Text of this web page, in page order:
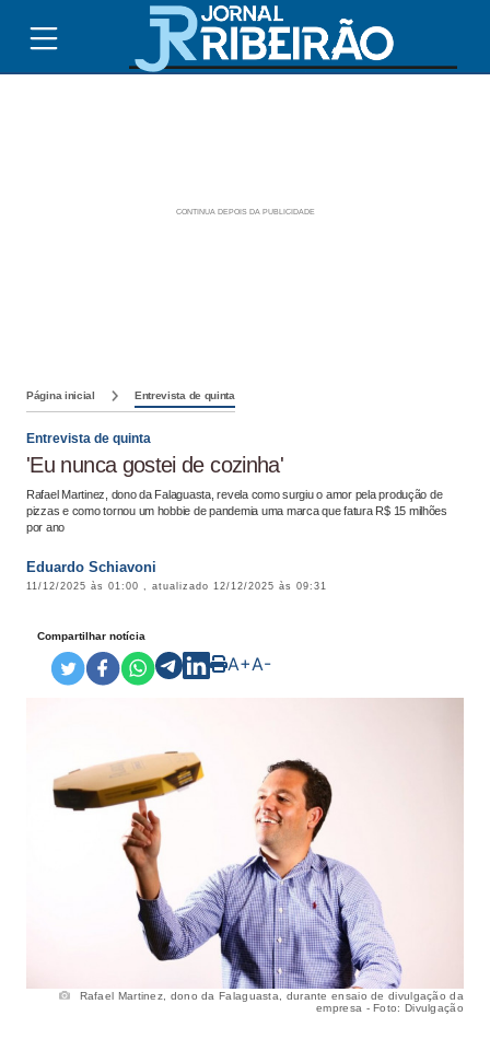
Página inicial Entrevista de quinta
Entrevista de quinta
'Eu nunca gostei de cozinha'
Rafael Martinez, dono da Falaguasta, revela como surgiu o amor pela produção de
pizzas e como tornou um hobbie de pandemia uma marca que fatura R$ 15 milhões
por ano
Eduardo Schiavoni
11/12/2025 às 01:00 , atualizado 12/12/2025 às 09:31
Compartilhar notícia
A+A-
Rafael Martinez, dono da Falaguasta, durante ensaio de divulgação da
empresa - Foto: Divulgação